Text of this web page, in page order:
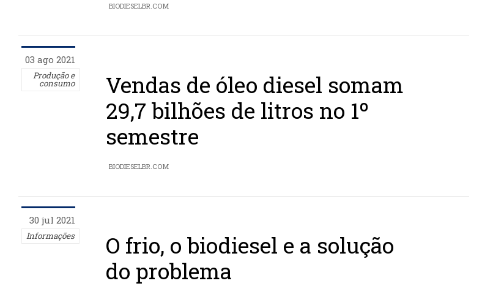
BIODIESELBR.COM
03 ago 2021
Produção e
consumo
Vendas de óleo diesel somam
29,7 bilhões de litros no 1º
semestre
BIODIESELBR.COM
30 jul 2021
Informações
O frio, o biodiesel e a solução
do problema